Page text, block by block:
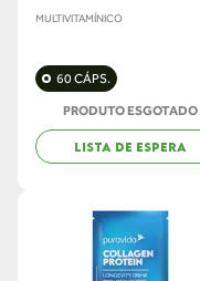
MULTIVITAMÍNICO
60 CÁPS.
PRODUTO ESGOTADO
LISTA DE ESPERA